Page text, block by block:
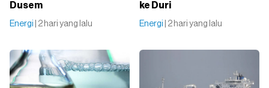
Dusem
Energi | 2 hari yang lalu
ke Duri
Energi | 2 hari yang lalu